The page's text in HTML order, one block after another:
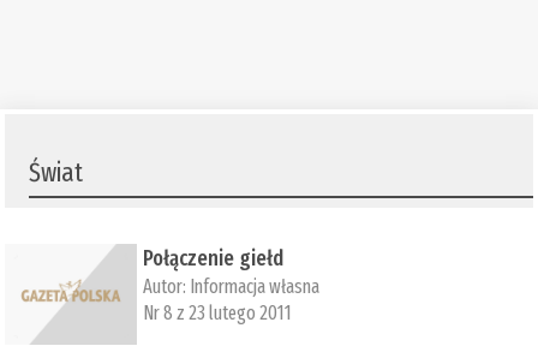
Świat
Połączenie giełd
Autor: Informacja własna
Nr 8 z 23 lutego 2011